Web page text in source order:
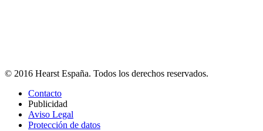
© 2016 Hearst España. Todos los derechos reservados.
Contacto
Publicidad
Aviso Legal
Protección de datos